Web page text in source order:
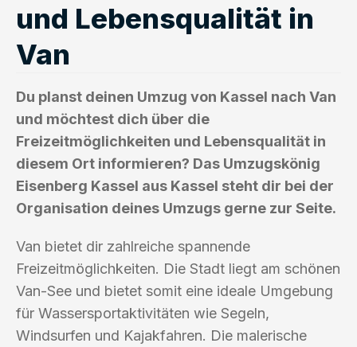
und Lebensqualität in
Van
Du planst deinen Umzug von Kassel nach Van
und möchtest dich über die
Freizeitmöglichkeiten und Lebensqualität in
diesem Ort informieren? Das Umzugskönig
Eisenberg Kassel aus Kassel steht dir bei der
Organisation deines Umzugs gerne zur Seite.
Van bietet dir zahlreiche spannende
Freizeitmöglichkeiten. Die Stadt liegt am schönen
Van-See und bietet somit eine ideale Umgebung
für Wassersportaktivitäten wie Segeln,
Windsurfen und Kajakfahren. Die malerische